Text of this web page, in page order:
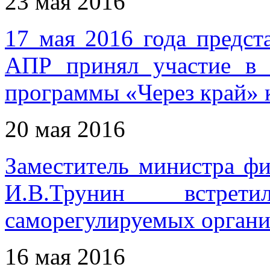
17 мая 2016 года
АПР принял участие в
программы «Через край»
20 мая 2016
Заместитель министра
И.В.Трунин
саморегулируемых
16 мая 2016